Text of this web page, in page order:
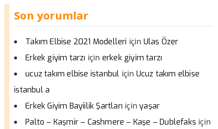
Son yorumlar
Takım Elbise 2021 Modelleri için Ulas Özer
Erkek giyim tarzı için erkek giyim tarzı
ucuz takım elbise istanbul için Ucuz takım elbise
istanbul a
Erkek Giyim Bayiilik Şartları içinyaşar
Palto – Kaşmir – Cashmere – Kaşe – Dublefaks için